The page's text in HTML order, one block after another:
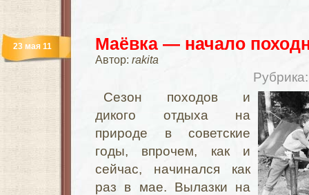
Маёвка — начало
Автор: rakita
23 мая 11
Сезон походов и
дикого отдыха на
природе в советские
годы, впрочем, как и
сейчас, начинался как
раз в мае. Вылазки на